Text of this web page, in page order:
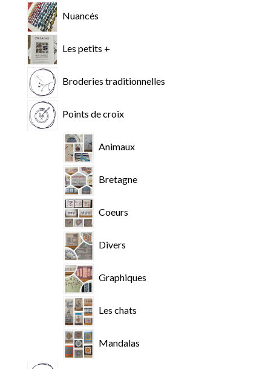
Nuancés
Les petits +
Broderies traditionnelles
Points de croix
Animaux
Bretagne
Coeurs
Divers
Graphiques
Les chats
Mandalas